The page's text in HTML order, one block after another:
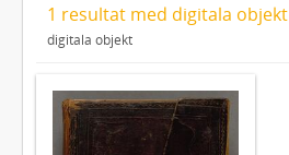
1 resultat med digitala objekt
digitala objekt